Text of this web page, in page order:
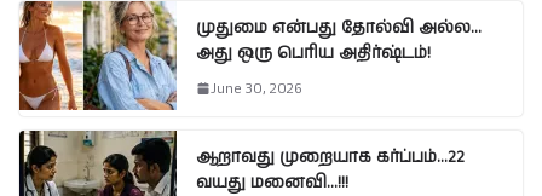
முதுமை என்பது தோல்வி அல்ல…
அது ஒரு பெரிய அதிர்ஷ்டம்!
June 30, 2026
ஆறாவது முறையாக கர்ப்பம்…22
வயது மனைவி…!!!